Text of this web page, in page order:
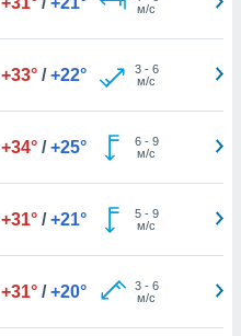
м/с
+33° / +22° 3- 6
м/с
+34° / +25° 6- 9
м/с
+31° / +21° 5- 9
м/с
+31° / +20° 3- 6
м/с